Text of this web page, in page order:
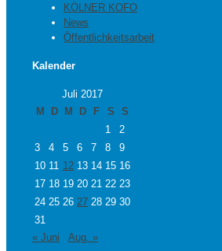
KÖLNER KOFO
News
Öffentlichkeitsarbeit
Kalender
Juli 2017
M
D M D F S
S
1
2
3
4 5 6 7 8
9
10 11 12 13 14 15 16
17 18 19 20 21 22 23
24 25 26 27 28 29 30
31
« Juni
Aug. »